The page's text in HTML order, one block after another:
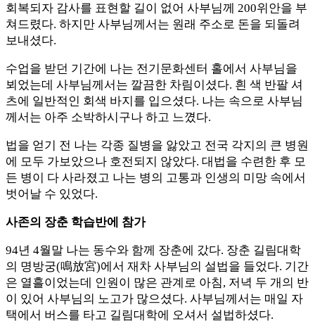
회복되자 감사를 표현할 길이 없어 사부님께 200위안을 부
쳐드렸다. 하지만 사부님께서는 원래 주소로 돈을 되돌려
보내셨다.
수업을 받던 기간에 나는 전기문화센터 홀에서 사부님을
뵈었는데 사부님께서는 깔끔한 차림이셨다. 흰 색 반팔 셔
츠에 일반적인 회색 바지를 입으셨다. 나는 속으로 사부님
께서는 아주 소박하시구나 하고 느꼈다.
법을 얻기 전 나는 각종 질병을 앓았고 전국 각지의 큰 병원
에 모두 가보았으나 호전되지 않았다. 대법을 수련한 후 모
든 병이 다 사라졌고 나는 병의 고통과 인생의 미망 속에서
벗어날 수 있었다.
사존의 장춘 학습반에 참가
94년 4월말 나는 동수와 함께 장춘에 갔다. 장춘 길림대학
의 명방궁(鳴放宮)에서 재차 사부님의 설법을 들었다. 기간
은 열흘이었는데 인원이 많은 관계로 아침, 저녁 두 개의 반
이 있어 사부님의 노고가 많으셨다. 사부님께서는 매일 자
택에서 버스를 타고 길림대학에 오셔서 설법하셨다.